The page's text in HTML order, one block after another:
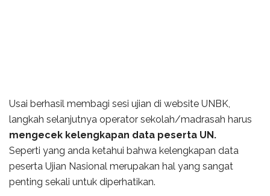
Usai berhasil membagi sesi ujian di website UNBK,
langkah selanjutnya operator sekolah/madrasah harus
mengecek kelengkapan data peserta UN.
Seperti yang anda ketahui bahwa kelengkapan data
peserta Ujian Nasional merupakan hal yang sangat
penting sekali untuk diperhatikan.